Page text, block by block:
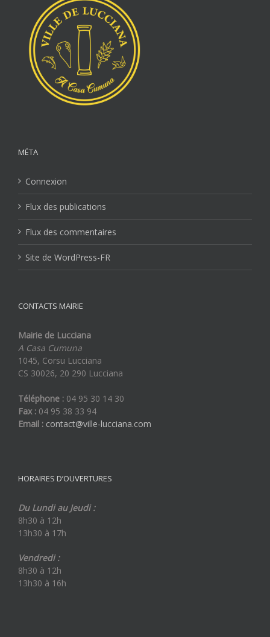
MÉTA
Connexion
Flux des publications
Flux des commentaires
Site de WordPress-FR
CONTACTS MAIRIE
Mairie de Lucciana
A Casa Cumuna
1045, Corsu Lucciana
CS 30026, 20 290 Lucciana
Téléphone : 04 95 30 14 30
Fax : 04 95 38 33 94
Email : contact@ville-lucciana.com
HORAIRES D’OUVERTURES
Du Lundi au Jeudi :
8h30 à 12h
13h30 à 17h
Vendredi :
8h30 à 12h
13h30 à 16h